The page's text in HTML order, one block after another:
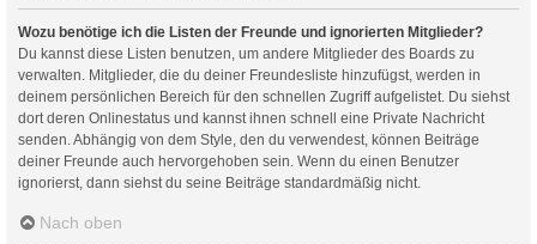
Wozu benötige ich die Listen der Freunde und ignorierten Mitglieder?
Du kannst diese Listen benutzen, um andere Mitglieder des Boards zu
verwalten. Mitglieder, die du deiner Freundesliste hinzufügst, werden in
deinem persönlichen Bereich für den schnellen Zugriff aufgelistet. Du siehst
dort deren Onlinestatus und kannst ihnen schnell eine Private Nachricht
senden. Abhängig von dem Style, den du verwendest, können Beiträge
deiner Freunde auch hervorgehoben sein. Wenn du einen Benutzer
ignorierst, dann siehst du seine Beiträge standardmäßig nicht.
Nach oben